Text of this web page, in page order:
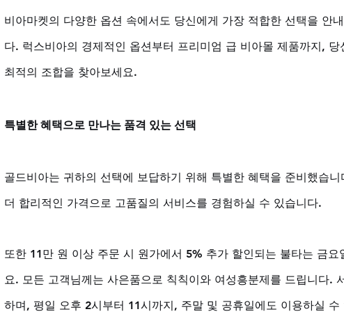
비아마켓의 다양한 옵션 속에서도 당신에게 가장 적합한 선택을 안
다. 럭스비아의 경제적인 옵션부터 프리미엄 급 비아몰 제품까지,
최적의 조합을 찾아보세요.
특별한 혜택으로 만나는 품격 있는 선택
골드비아는 귀하의 선택에 보답하기 위해 특별한 혜택을 준비했습
더 합리적인 가격으로 고품질의 서비스를 경험하실 수 있습니다.
또한 11만 원 이상 주문 시 원가에서 5% 추가 할인되는 불타는 금요
요. 모든 고객님께는 사은품으로 칙칙이와 여성흥분제를 드립니다.
하며, 평일 오후 2시부터 11시까지, 주말 및 공휴일에도 이용하실 수